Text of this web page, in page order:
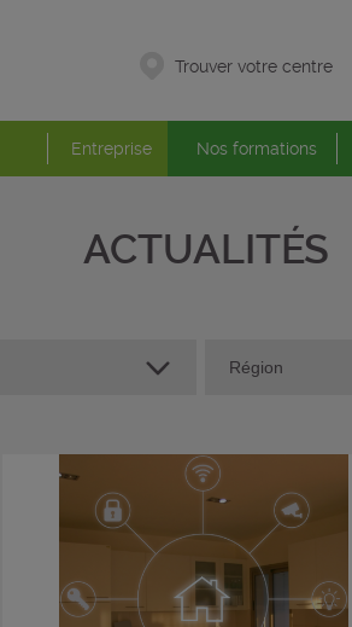
Trouver votre centre
Entreprise Nos formations
ACTUALITÉS